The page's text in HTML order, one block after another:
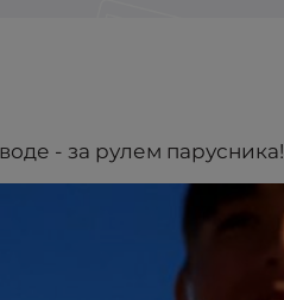
- за рулем парусника!